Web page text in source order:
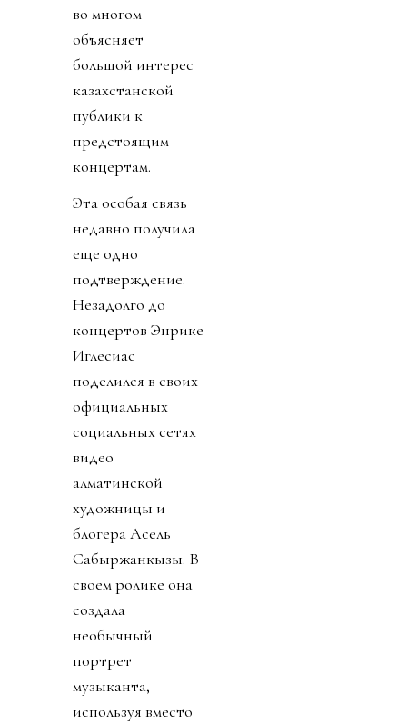
во многом
объясняет
большой интерес
казахстанской
публики к
предстоящим
концертам.
Эта особая связь
недавно получила
еще одно
подтверждение.
Незадолго до
концертов Энрике
Иглесиас
поделился в своих
официальных
социальных сетях
видео
алматинской
художницы и
блогера Асель
Сабыржанкызы. В
своем ролике она
создала
необычный
портрет
музыканта,
используя вместо